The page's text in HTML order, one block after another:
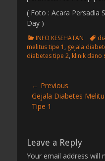
( Foto : Acara Persadia
Day )
C
a
t
INFO KESEHATAN
T
a
g
melitus tipe 1 , gejala
diabetes tipe 2, klinik dano
Post
navigation
← Previous
Previous
post:
Gejala Diabetes
Tipe 1
Leave a Reply
Your email address will